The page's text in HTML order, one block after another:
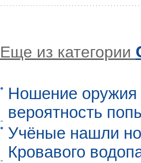
Еще из категории
Ношение оружия
вероятность
Учёные нашли
Кровавого